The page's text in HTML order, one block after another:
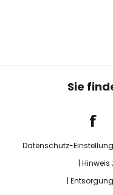
Sie
Datenschutz-
Hinweis